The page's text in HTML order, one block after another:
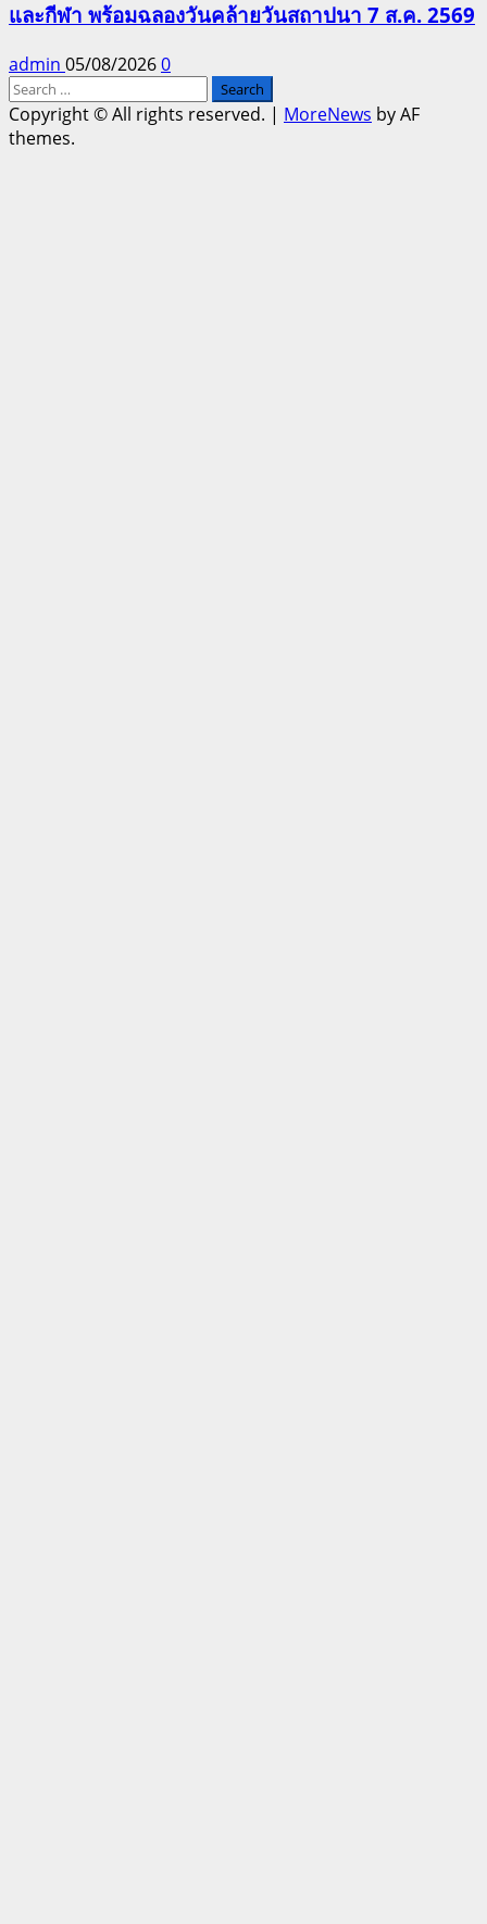
และกีฬา พร้อมฉลองวันคล้ายวันสถาปนา 7 ส.ค. 2569
admin 05/08/20260
Search
for:
Copyright © All rights reserved. | MoreNews by AF
themes.